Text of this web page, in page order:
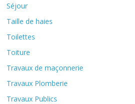
Séjour
Taille de haies
Toilettes
Toiture
Travaux de maçonnerie
Travaux Plomberie
Travaux Publics